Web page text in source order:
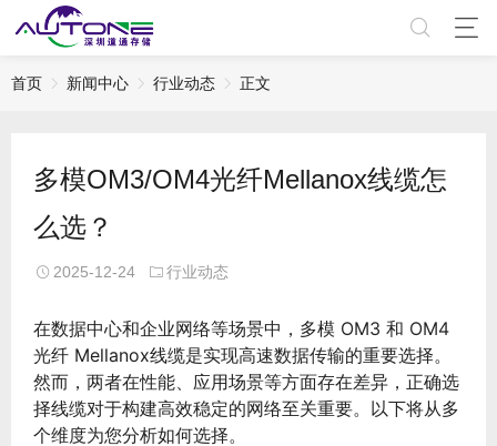
首页 新闻中心 行业动态 正文
多模OM3/OM4光纤Mellanox线缆怎
么选？
2025-12-24 行业动态
在数据中心和企业网络等场景中，多模 OM3 和 OM4
光纤 Mellanox线缆是实现高速数据传输的重要选择。
然而，两者在性能、应用场景等方面存在差异，正确选
择线缆对于构建高效稳定的网络至关重要。以下将从多
个维度为您分析如何选择。